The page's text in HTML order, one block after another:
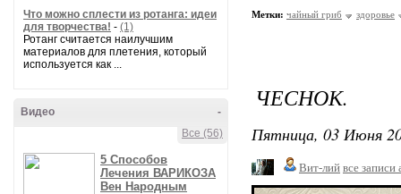
Что можно сплести из ротанга: идеи
для творчества! - (1)
Ротанг считается наилучшим
материалов для плетения, который
используется как ...
-
Видео
Все (56)
5 Способов
Лечения ВАРИКОЗА
Вен Народным
Метки: чайный гриб здоровье
ЧЕСНОК.
Пятница, 03 Июня
Вит-лий все записи